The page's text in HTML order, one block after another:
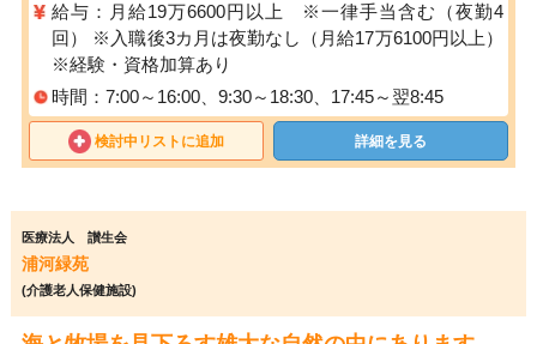
給与：月給19万6600円以上 ※一律手当含む（夜勤4
回） ※入職後3カ月は夜勤なし（月給17万6100円以上）
※経験・資格加算あり
時間：7:00～16:00、9:30～18:30、17:45～翌8:45
検討中リストに追加 詳細を見る
医療法人 讃生会
浦河緑苑
(介護老人保健施設)